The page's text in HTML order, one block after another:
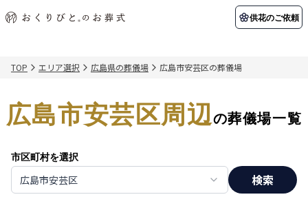
供花のご依頼
初めての方へ 納棺の儀とは？
アフターサポート
関東エリア
千葉県
北海道エリア
ご葬儀事例 お客様の声
葬儀の知識 供花のご依頼
TOP エリア選択 広島県の葬儀場 広島市安芸区の葬儀場
広島市安芸区周辺の葬儀場一覧
市区町村を選択
広島市安芸区 検索